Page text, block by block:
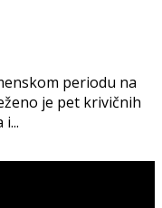
periodu na
je pet krivičnih